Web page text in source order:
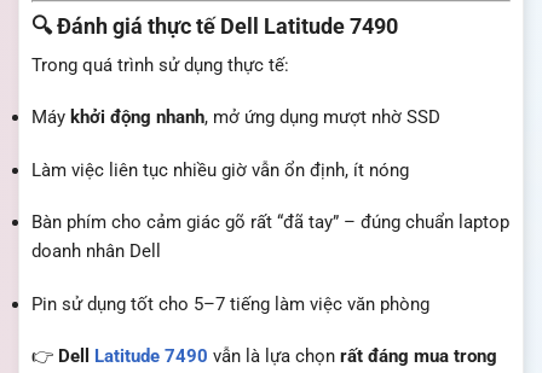
🔍 Đánh giá thực tế Dell Latitude 7490
Trong quá trình sử dụng thực tế:
Máy khởi động nhanh, mở ứng dụng mượt nhờ SSD
Làm việc liên tục nhiều giờ vẫn ổn định, ít nóng
Bàn phím cho cảm giác gõ rất “đã tay” – đúng chuẩn laptop
doanh nhân Dell
Pin sử dụng tốt cho 5–7 tiếng làm việc văn phòng
👉 Dell Latitude 7490 vẫn là lựa chọn rất đáng mua trong